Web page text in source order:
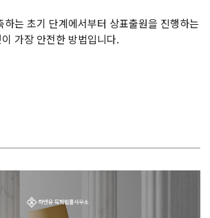
하는 초기 단계에서부터 상표출원을 진행하는
이 가장 안전한 방법입니다.